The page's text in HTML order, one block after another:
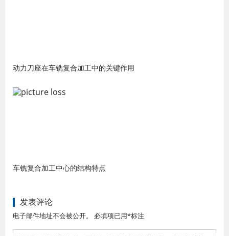
动力刀座在车铣复合加工中的关键作用
车铣复合加工中心的结构特点
发表评论
电子邮件地址不会被公开。 必填项已用*标注